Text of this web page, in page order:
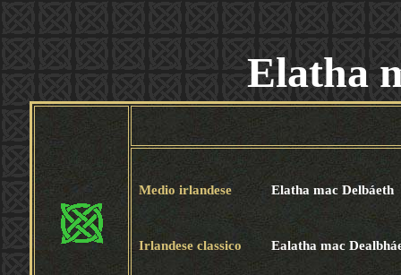
Elatha
Medio irlandese Elatha mac Delbáeth
Irlandese classico Ealatha mac